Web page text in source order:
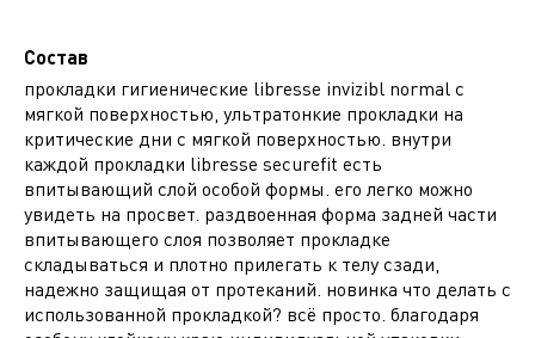
Состав
прокладки гигиенические libresse invizibl normal с
мягкой поверхностью, ультратонкие прокладки на
критические дни с мягкой поверхностью. внутри
каждой прокладки libresse securefit есть
впитывающий слой особой формы. его легко можно
увидеть на просвет. раздвоенная форма задней части
впитывающего слоя позволяет прокладке
складываться и плотно прилегать к телу сзади,
надежно защищая от протеканий. новинка что делать с
использованной прокладкой? всё просто. благодаря